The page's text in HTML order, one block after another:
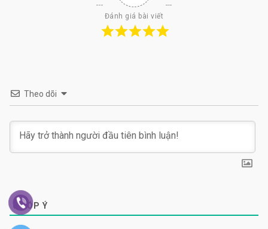
Đánh giá bài viết
Theo dõi
0GÓP Ý